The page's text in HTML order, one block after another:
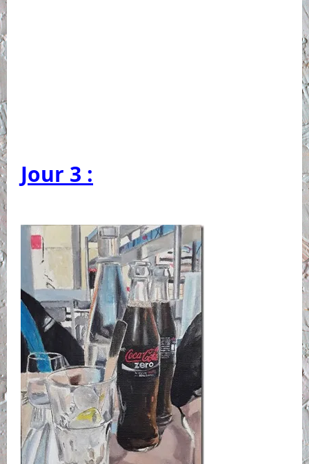
Jour 3 :